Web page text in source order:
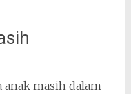
masih dalam